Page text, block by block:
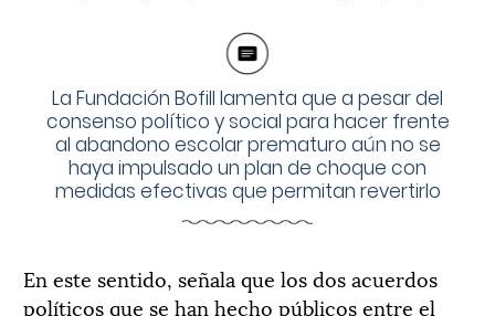
La Fundación Bofill lamenta que a pesar del
consenso político y social para hacer frente
al abandono escolar prematuro aún no se
haya impulsado un plan de choque con
medidas efectivas que permitan revertirlo
En este sentido, señala que los dos acuerdos
políticos que se han hecho públicos entre el